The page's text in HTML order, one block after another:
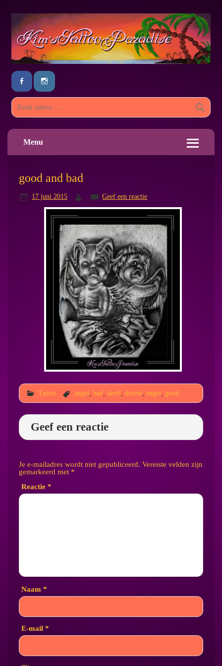
Menu
good and bad
17 juni 2015 Geef een reactie
Tattoo angel bad devil duivel engel good
Geef een reactie
Je e-mailadres wordt niet gepubliceerd. Vereiste velden zijn
gemarkeerd met *
Reactie *
Naam *
E-mail *